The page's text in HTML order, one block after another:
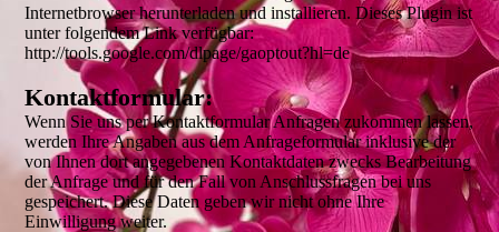
Internetbrowser herunterladen und installieren. Dieses Plugin ist
unter folgendem Link verfügbar:
http://tools.google.com/dlpage/gaoptout?hl=de
Kontaktformular:
Wenn Sie uns per Kontaktformular Anfragen zukommen lassen,
werden Ihre Angaben aus dem Anfrageformular inklusive der
von Ihnen dort angegebenen Kontaktdaten zwecks Bearbeitung
der Anfrage und für den Fall von Anschlussfragen bei uns
gespeichert. Diese Daten geben wir nicht ohne Ihre
Einwilligung weiter.